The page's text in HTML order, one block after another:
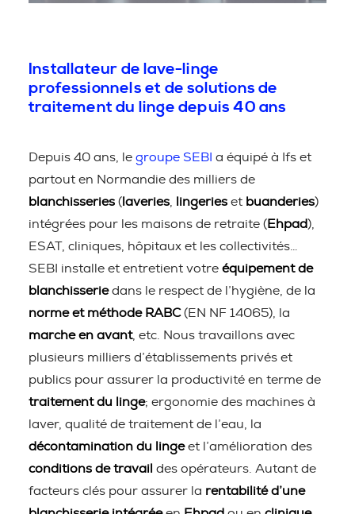
Installateur de lave-linge
professionnels et de solutions de
traitement du linge depuis 40 ans
Depuis 40 ans, le groupe SEBI a équipé à Ifs et
partout en Normandie des milliers de
blanchisseries ( laveries lingeries et buanderies)
intégrées pour les maisons de retraite (Ehpad),
ESAT, cliniques, hôpitaux et les collectivités…
SEBI installe et entretient votre équipement de
blanchisseriedans le respect de l’hygiène, de la
norme et méthode RABC(EN NF 14065), la
marche en avant, etc. Nous travaillons avec
plusieurs milliers d’établissements privés et
publics pour assurer la productivité en terme de
traitement du linge; ergonomie des machines à
laver, qualité de traitement de l’eau, la
décontamination du lingeet l’amélioration des
conditions de travail des opérateurs. Autant de
facteurs clés pour assurer la rentabilité d’une